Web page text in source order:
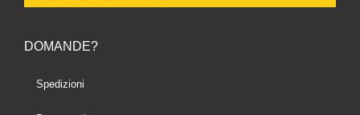
DOMANDE?
Spedizioni